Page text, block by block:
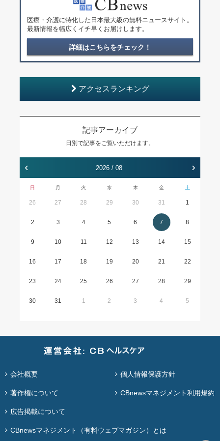
医療・介護に特化した日本最大級の無料ニュースサイト。
最新情報を幅広くイチ早くお届けします。
詳細はこちらをチェック！
アクセスランキング
記事アーカイブ
日別で記事をご覧いただけます。
‹ 2026 / 08 ›
日 月 火 水 木 金 土
26 27 28 29 30 31 1
2 3 4 5 6 7 8
9 10 11 12 13 14 15
16 17 18 19 20 21 22
23 24 25 26 27 28 29
30 31 1 2 3 4 5
会社概要 個人情報保護方針
著作権について CBnewsマネジメント利用規約
広告掲載について
CBnewsマネジメント（有料ウェブマガジン）とは